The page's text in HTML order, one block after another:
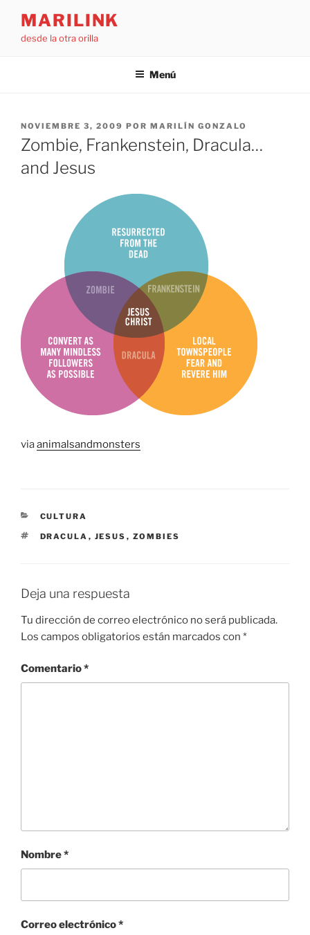
contenido
MARILINK
desde la otra orilla
Menú
PUBLICADO
EL
NOVIEMBRE 3, 2009 POR MARILÍN GONZALO
Zombie, Frankenstein, Dracula…
and Jesus
viaanimalsandmonsters
CATEGORÍAS
CULTURA
ETIQUETAS
DRACULA , JESUS , ZOMBIES
Deja una respuesta
Tu dirección de correo electrónico no será publicada.
Los campos obligatorios están marcados con *
Comentario*
Nombre*
Correo electrónico*